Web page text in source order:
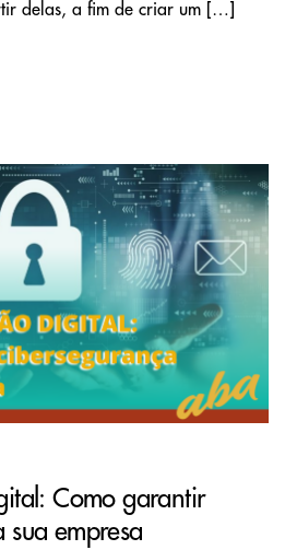
delas, a fim de criar um […]
Como garantir
sua empresa